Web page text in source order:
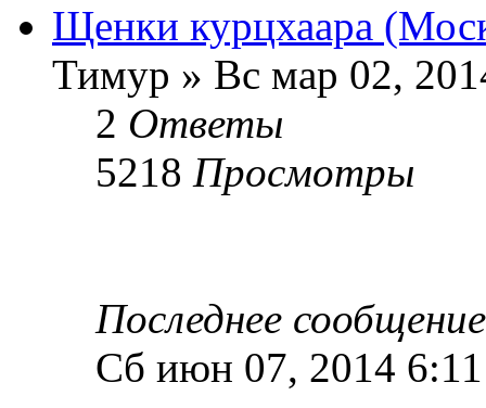
Щенки курцхаара
Тимур » Вс мар 02,
2 Ответы
5218 Просмотры
Последнее
Сб июн 07, 2014